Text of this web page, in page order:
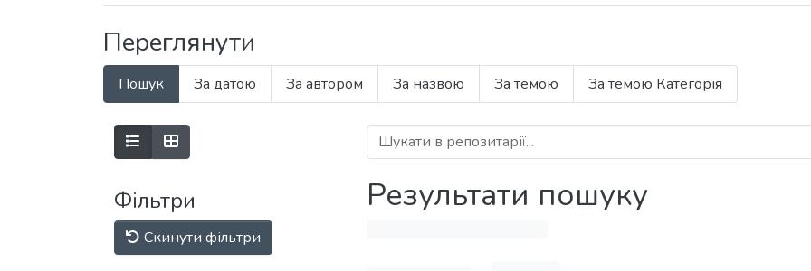
Переглянути
Пошук За датою За автором За назвою За темою За темою Категорія
Фільтри
Скинути фільтри
Результати пошуку